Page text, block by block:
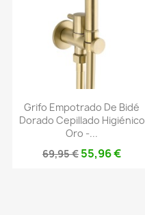
Grifo Empotrado De Bidé
Dorado Cepillado Higiénico
Oro -...
69,95 € 55,96 €